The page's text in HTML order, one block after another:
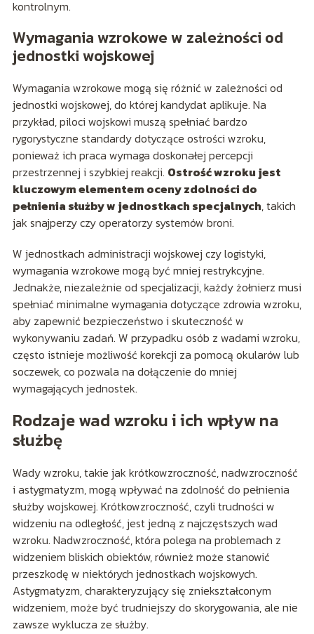
kontrolnym.
Wymagania wzrokowe w zależności od
jednostki wojskowej
Wymagania wzrokowe mogą się różnić w zależności od
jednostki wojskowej, do której kandydat aplikuje. Na
przykład, piloci wojskowi muszą spełniać bardzo
rygorystyczne standardy dotyczące ostrości wzroku,
ponieważ ich praca wymaga doskonałej percepcji
przestrzennej i szybkiej reakcji. Ostrość wzroku jest
kluczowym elementem oceny zdolności do
pełnienia służby w jednostkach specjalnych, takich
jak snajperzy czy operatorzy systemów broni.
W jednostkach administracji wojskowej czy logistyki,
wymagania wzrokowe mogą być mniej restrykcyjne.
Jednakże, niezależnie od specjalizacji, każdy żołnierz musi
spełniać minimalne wymagania dotyczące zdrowia wzroku,
aby zapewnić bezpieczeństwo i skuteczność w
wykonywaniu zadań. W przypadku osób z wadami wzroku,
często istnieje możliwość korekcji za pomocą okularów lub
soczewek, co pozwala na dołączenie do mniej
wymagających jednostek.
Rodzaje wad wzroku i ich wpływ na
służbę
Wady wzroku, takie jak krótkowzroczność, nadwzroczność
i astygmatyzm, mogą wpływać na zdolność do pełnienia
służby wojskowej. Krótkowzroczność, czyli trudności w
widzeniu na odległość, jest jedną z najczęstszych wad
wzroku. Nadwzroczność, która polega na problemach z
widzeniem bliskich obiektów, również może stanowić
przeszkodę w niektórych jednostkach wojskowych.
Astygmatyzm, charakteryzujący się zniekształconym
widzeniem, może być trudniejszy do skorygowania, ale nie
zawsze wyklucza ze służby.